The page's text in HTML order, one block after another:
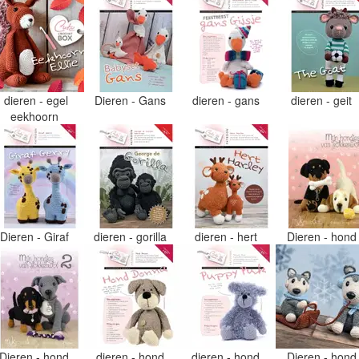
dieren - egel
eekhoorn
Dieren - Gans dieren - gans dieren - geit
Dieren - Giraf dieren - gorilla dieren - hert Dieren - hond